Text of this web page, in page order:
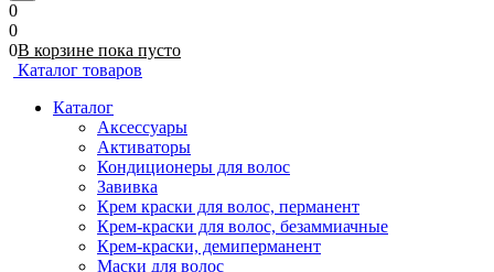
0
0
0В корзине пока пусто
Каталог товаров
Каталог
Аксессуары
Активаторы
Кондиционеры для волос
Завивка
Крем краски для волос, перманент
Крем-краски для волос, безаммиачные
Крем-краски, демиперманент
Маски для волос